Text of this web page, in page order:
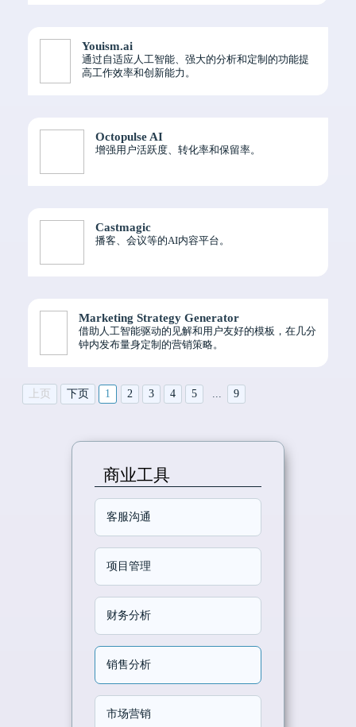
Youism.ai
通过自适应人工智能、强大的分析和定制的功能提
高工作效率和创新能力。
Octopulse AI
增强用户活跃度、转化率和保留率。
Castmagic
播客、会议等的AI内容平台。
Marketing Strategy Generator
借助人工智能驱动的见解和用户友好的模板，在几分
钟内发布量身定制的营销策略。
上页 下页 1 2 3 4 5 9
商业工具
客服沟通
项目管理
财务分析
销售分析
市场营销